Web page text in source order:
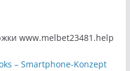
www.melbet23481.help
– Smartphone-Konzept